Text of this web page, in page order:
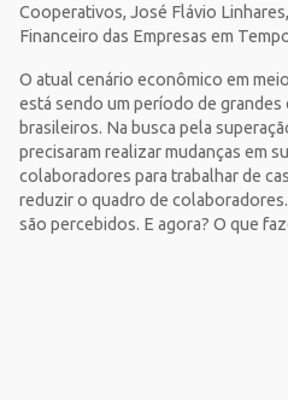
Cooperativos, José Flávio
Financeiro das Empresas em
O atual cenário econômico em
está sendo um período de
brasileiros. Na busca pela
precisaram realizar mudanças em
colaboradores para trabalhar de
reduzir o quadro de
são percebidos. E agora? O que